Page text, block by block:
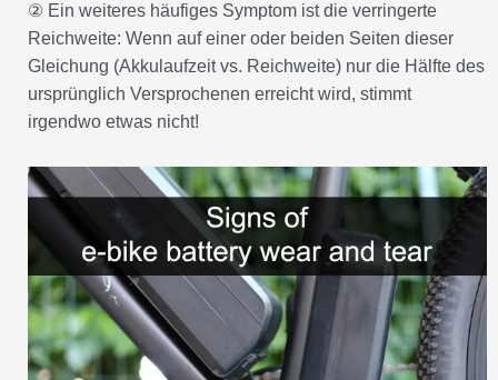
Reichweite: Wenn auf einer oder beiden Seiten dieser
Gleichung (Akkulaufzeit vs. Reichweite) nur die Hälfte des
ursprünglich Versprochenen erreicht wird, stimmt
irgendwo etwas nicht!